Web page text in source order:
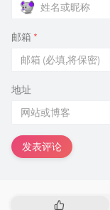
邮箱 *
地址
发表评论
热